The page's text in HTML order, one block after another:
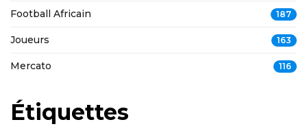
Football Africain 187
Joueurs 163
Mercato 116
Étiquettes